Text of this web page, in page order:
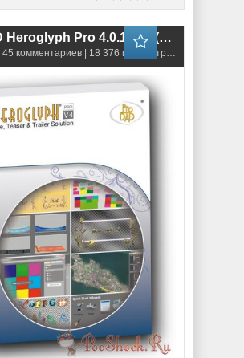
ProDAD Heroglyph Pro 4.0.193.1 (64-bit) \ 4.0.193.2 (32-bit)
| 45 комментариев | 18 376 просмотров